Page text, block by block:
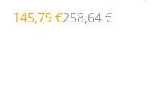
145,79 €258,64 €